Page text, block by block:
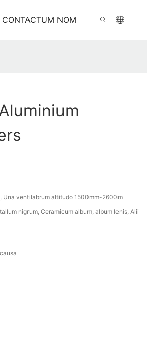
CONTACTUM NOM
ventilabrum altitudo 1500mm-2600m
nigrum, Ceramicum album, album lenis, Alii